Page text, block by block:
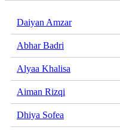
Daiyan Amzar
Abhar Badri
Alyaa Khalisa
Aiman Rizqi
Dhiya Sofea